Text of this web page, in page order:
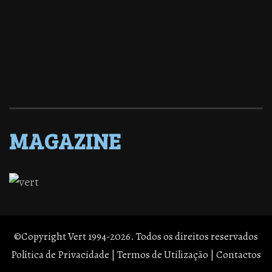
MAGAZINE
©Copyright Vert 1994-2026. Todos os direitos reservados
Política de Privacidade | Termos de Utilização | Contactos